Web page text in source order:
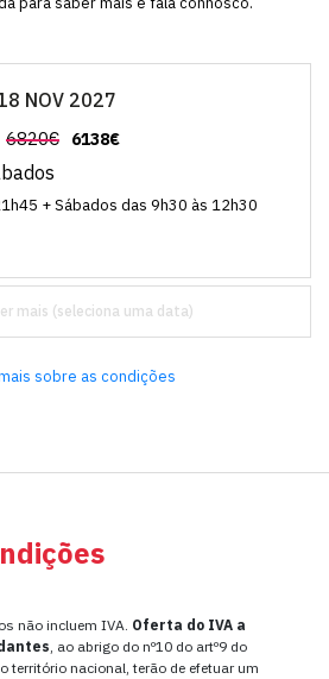
NOV 2027
6820€ 6138€
+ Sábados das 9h30 às 12h30
mais
sobre as condições
não incluem IVA. Oferta do IVA a
, ao abrigo do nº10 do artº9 do
território nacional, terão de efetuar um